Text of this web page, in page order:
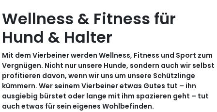
Wellness & Fitness für
Hund & Halter
Mit dem Vierbeiner werden Wellness, Fitness und Sport zum
Vergnügen. Nicht nur unsere Hunde, sondern auch wir selbst
profitieren davon, wenn wir uns um unsere Schützlinge
kümmern. Wer seinem Vierbeiner etwas Gutes tut – ihn
ausgiebig bürstet oder lange mit ihm spazieren geht – tut
auch etwas für sein eigenes Wohlbefinden.